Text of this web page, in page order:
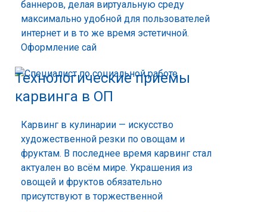
баннеров, делая виртуальную среду
максимально удобной для пользователей
интернет и в то же время эстетичной.
Оформление сай
Технологические приемы
карвинга в ОП
Карвинг в кулинарии — искусство
художественной резки по овощам и
фруктам. В последнее время карвинг стал
актуален во всём мире. Украшения из
овощей и фруктов обязательно
присутствуют в торжественной